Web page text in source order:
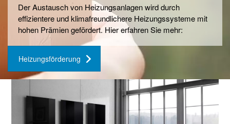
Der Austausch von Heizungsanlagen wird durch
effizientere und klimafreundlichere Heizungssysteme mit
hohen Prämien gefördert. Hier erfahren Sie mehr:
Heizungsförderung